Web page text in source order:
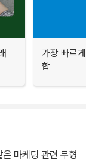
가장 빠르
합
마케팅 관련 무형